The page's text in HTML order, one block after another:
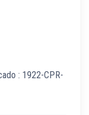
: 1922-CPR-